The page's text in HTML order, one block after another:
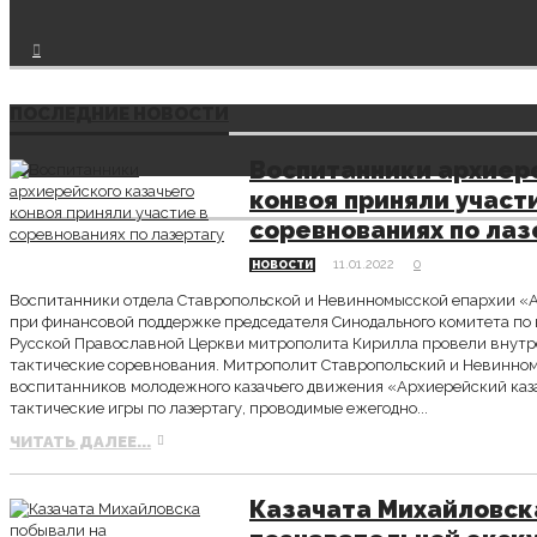
Воспитанники
конвоя приняли
соревнованиях по
НОВОСТИ 11.01.2022 0
Воспитанники отдела Ставропольской и Невинномысской епархии
при финансовой поддержке председателя Синодального комитета
Русской Православной Церкви митрополита Кирилла провели
тактические соревнования. Митрополит Ставропольский и
воспитанников молодежного казачьего движения «Архиерейский
тактические игры по лазертагу, проводимые ежегодно...
ЧИТАТЬ ДАЛЕЕ...
Казачата